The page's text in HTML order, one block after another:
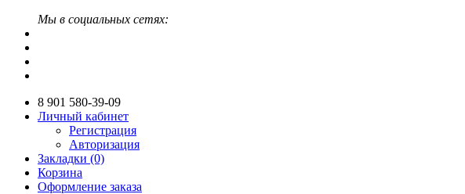
Мы в социальных сетях:
8 901 580-39-09
Личный кабинет
Регистрация
Авторизация
Закладки (0)
Корзина
Оформление заказа